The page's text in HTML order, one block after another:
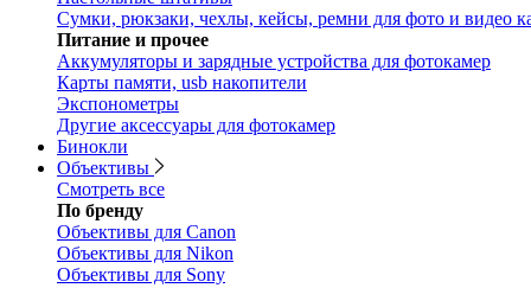
Сумки, рюкзаки, чехлы, кейсы, ремни для фото и видео
Питание и прочее
Аккумуляторы и зарядные устройства для фотокамер
Карты памяти, usb накопители
Экспонометры
Другие аксессуары для фотокамер
Бинокли
Объективы
Смотреть все
По бренду
Объективы для Canon
Объективы для Nikon
Объективы для Sony